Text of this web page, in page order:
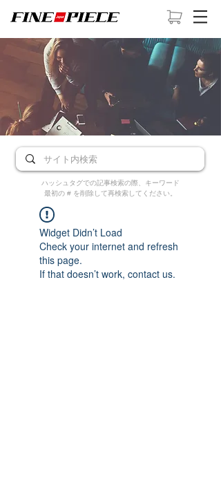
ハッシュタグでの記事検索の際、キーワード
最初の # を削除して再検索してください。
Widget Didn’t Load
Check your internet and refresh
this page.
If that doesn’t work, contact us.